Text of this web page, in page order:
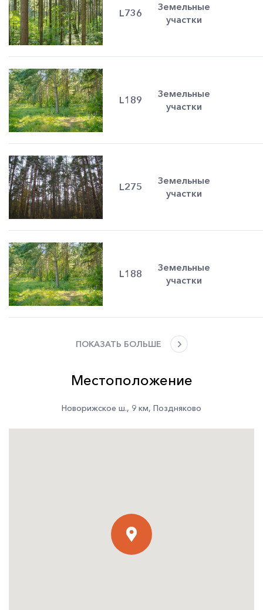
L736
Земельные
участки
L189
Земельные
участки
L275
Земельные
участки
L188
Земельные
участки
ПОКАЗАТЬ БОЛЬШЕ
Местоположение
Новорижское ш., 9 км, Поздняково